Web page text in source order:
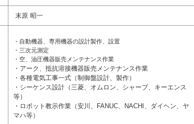
末原 昭一
・自動機器、専用機器の設計製作、設置
・三次元測定
・空、油圧機器販売メンテナンス作業
・アーク、抵抗溶接機器販売メンテナンス作業
・各種電気工事一式（制御盤設計、製作）
・シーケンス設計（三菱、オムロン、シャープ、キーエンス
等）
・ロボット教示作業（安川、FANUC、NACHI、ダイヘン、ヤ
マハ等）